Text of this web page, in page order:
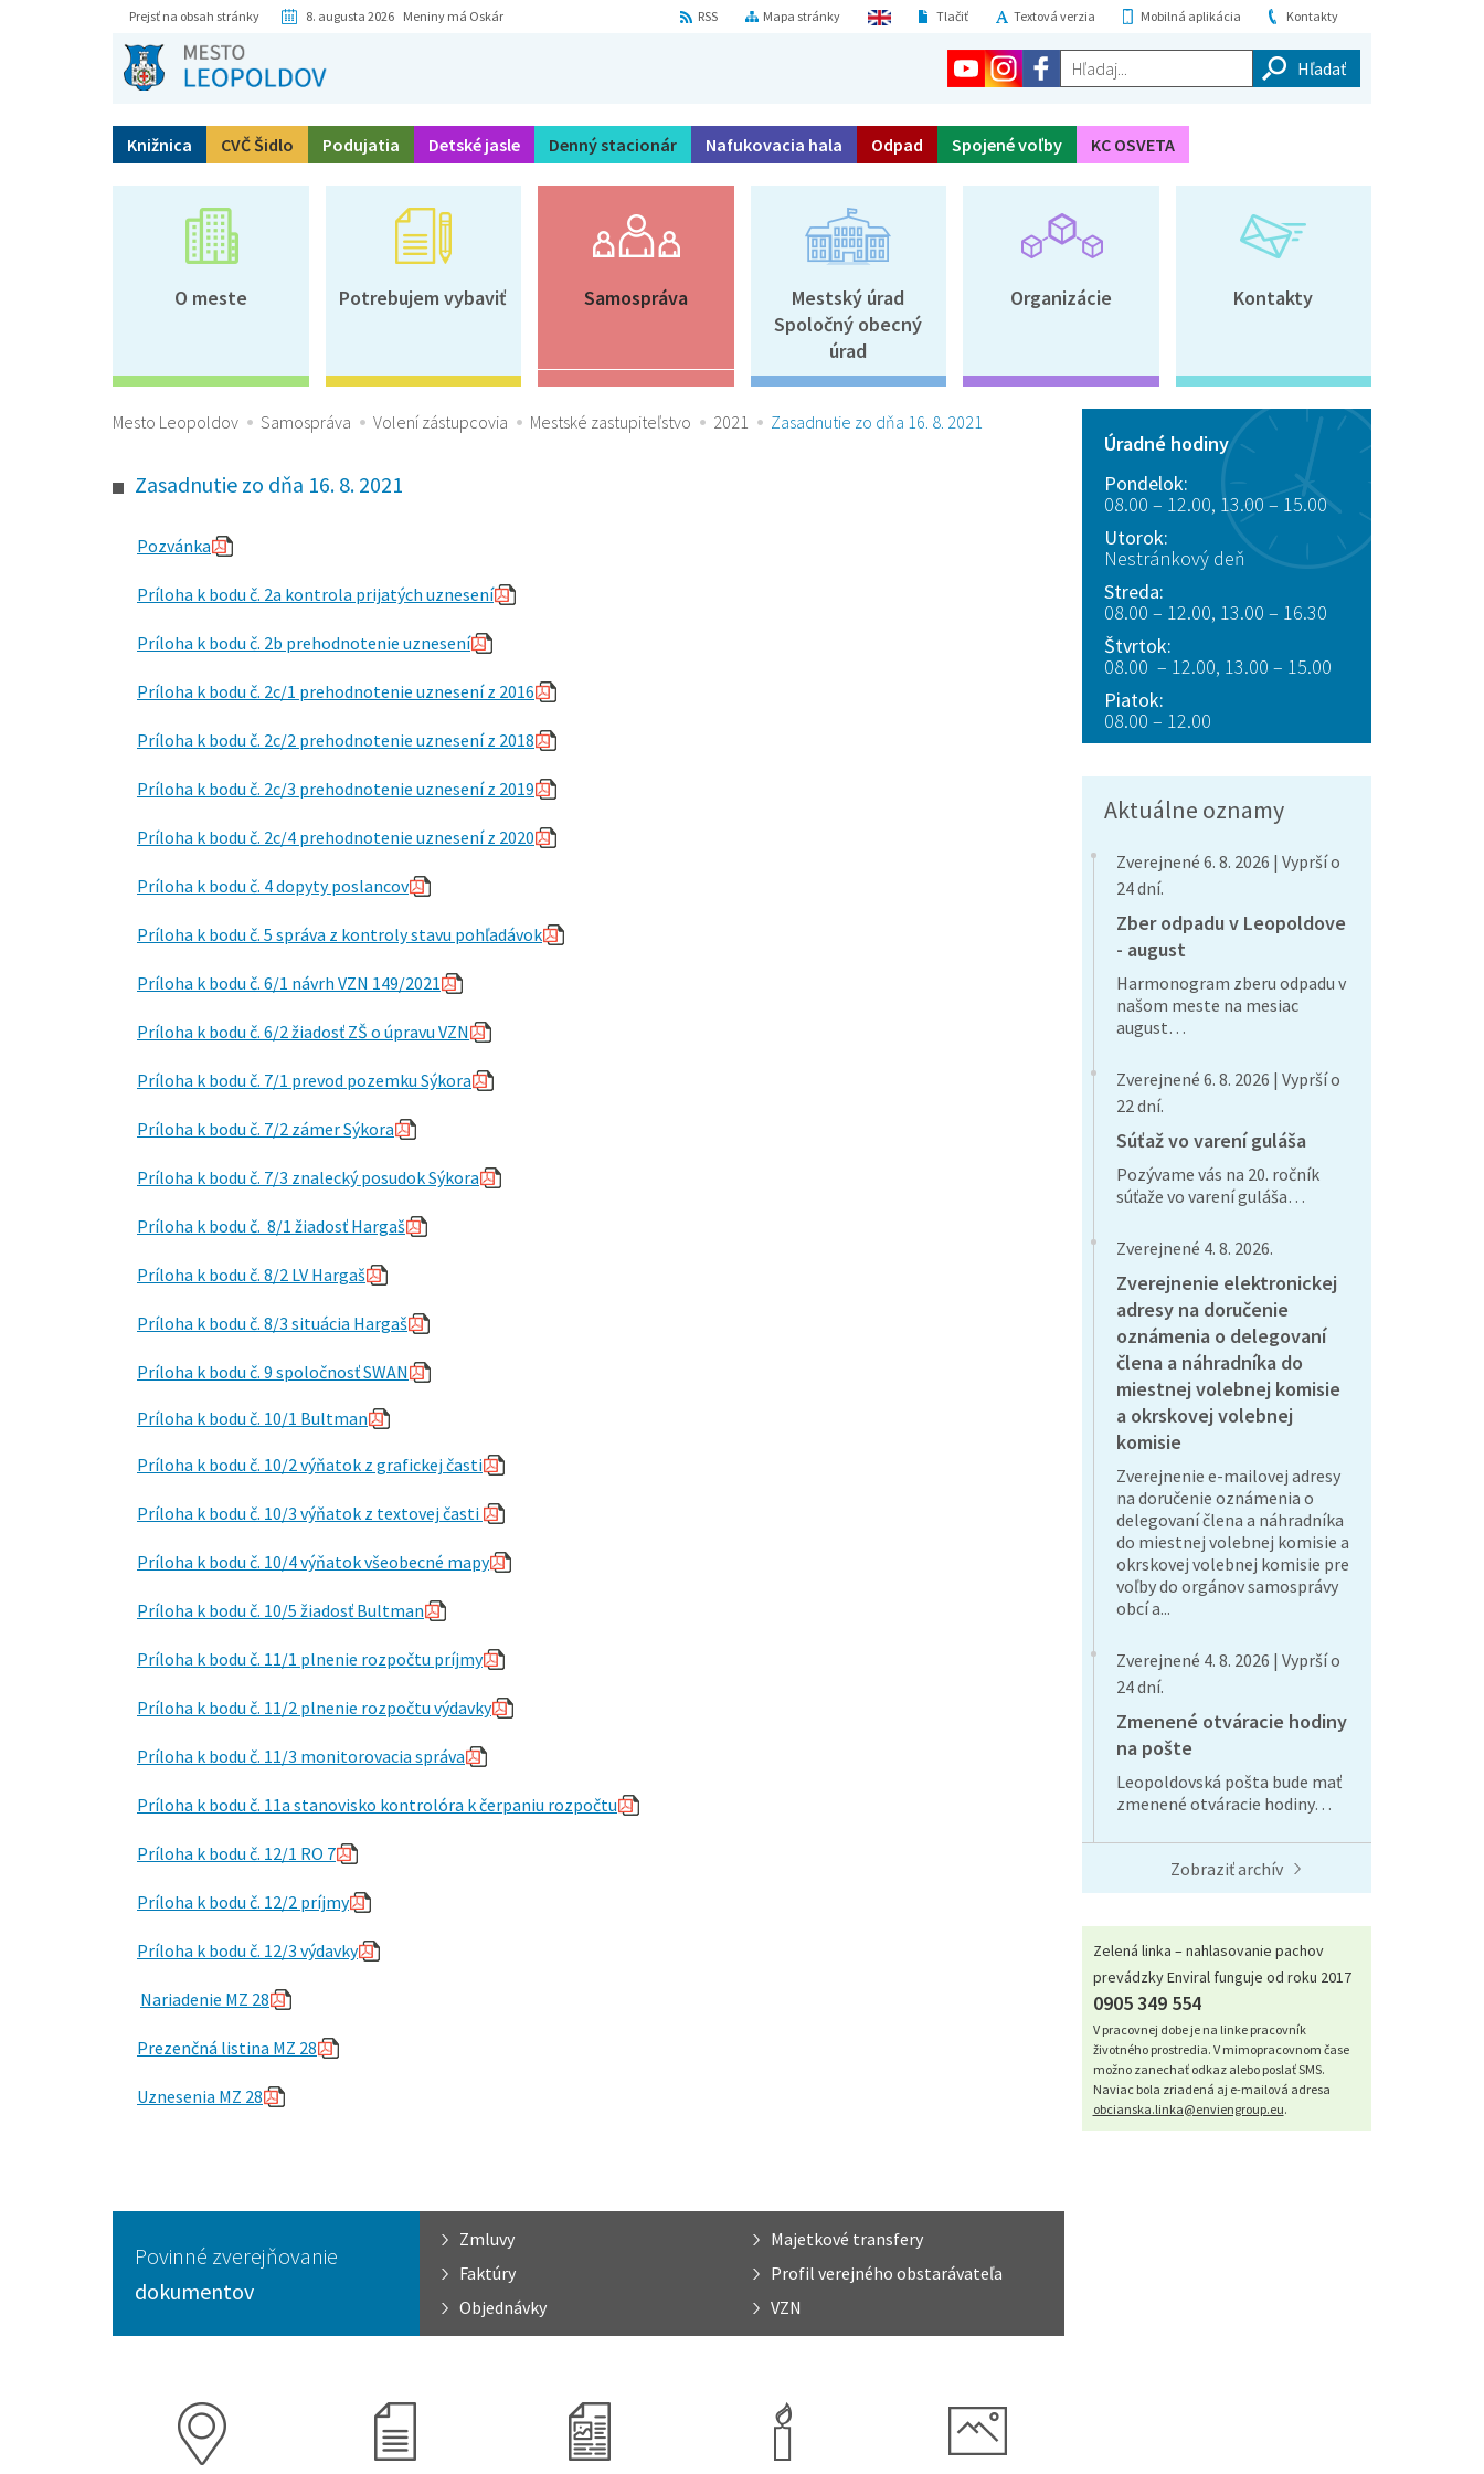
Prejsť na obsah stránky 8. augusta 2026 Meniny má Oskár Kontakty
Mobilná aplikácia
Textová verzia
Tlačiť
Mapa stránky
RSS
Hľadaj...
Knižnica CVČ Šidlo Podujatia Detské jasle Denný stacionár Nafukovacia hala Odpad Spojené voľby KC OSVETA
O meste Potrebujem vybaviť Samospráva
Mestský úrad
Spoločný obecný
úrad
Organizácie Kontakty
Mesto Leopoldov Samospráva Volení zástupcovia Mestské zastupiteľstvo 2021 Zasadnutie zo dňa 16. 8. 2021
Zasadnutie zo dňa 16. 8. 2021
Pozvánka
Príloha k bodu č. 2a kontrola prijatých uznesení
Príloha k bodu č. 2b prehodnotenie uznesení
Príloha k bodu č. 2c/1 prehodnotenie uznesení z 2016
Príloha k bodu č. 2c/2 prehodnotenie uznesení z 2018
Príloha k bodu č. 2c/3 prehodnotenie uznesení z 2019
Príloha k bodu č. 2c/4 prehodnotenie uznesení z 2020
Príloha k bodu č. 4 dopyty poslancov
Príloha k bodu č. 5 správa z kontroly stavu pohľadávok
Príloha k bodu č. 6/1 návrh VZN 149/2021
Príloha k bodu č. 6/2 žiadosť ZŠ o úpravu VZN
Príloha k bodu č. 7/1 prevod pozemku Sýkora
Príloha k bodu č. 7/2 zámer Sýkora
Príloha k bodu č. 7/3 znalecký posudok Sýkora
Príloha k bodu č. 8/1 žiadosť Hargaš
Príloha k bodu č. 8/2 LV Hargaš
Príloha k bodu č. 8/3 situácia Hargaš
Príloha k bodu č. 9 spoločnosť SWAN
Príloha k bodu č. 10/1 Bultman
Príloha k bodu č. 10/2výňatok z grafickej časti
Príloha k bodu č. 10/3 výňatok z textovej časti
Príloha k bodu č. 10/4výňatok všeobecné mapy
Príloha k bodu č. 10/5 žiadosť Bultman
Príloha k bodu č. 11/1 plnenie rozpočtu príjmy
Príloha k bodu č. 11/2 plnenie rozpočtu výdavky
Príloha k bodu č. 11/3 monitorovacia správa
Príloha k bodu č. 11a stanovisko kontrolóra k čerpaniu rozpočtu
Príloha k bodu č. 12/1 RO 7
Príloha k bodu č. 12/2 príjmy
Príloha k bodu č. 12/3 výdavky
Nariadenie MZ 28
Prezenčná listina MZ 28
Uznesenia MZ 28
Povinné zverejňovanie
dokumentov
Zmluvy
Majetkové transfery
Faktúry
Profil verejného obstarávateľa
Objednávky
VZN
Úradné hodiny
Pondelok:
08.00 – 12.00, 13.00 – 15.00
Utorok:
Nestránkový deň
Streda:
08.00 – 12.00, 13.00 – 16.30
Štvrtok:
08.00 – 12.00, 13.00 – 15.00
Piatok:
08.00 – 12.00
Aktuálne oznamy
Zverejnené 6. 8. 2026 | Vyprší o
24 dní.
Zber odpadu v Leopoldove
- august
Harmonogram zberu odpadu v
našom meste na mesiac
august…
Zverejnené 6. 8. 2026 | Vyprší o
22 dní.
Súťaž vo varení guláša
Pozývame vás na 20. ročník
súťaže vo varení guláša…
Zverejnené 4. 8. 2026.
Zverejnenie elektronickej
adresy na doručenie
oznámenia o delegovaní
člena a náhradníka do
miestnej volebnej komisie
a okrskovej volebnej
komisie
Zverejnenie e-mailovej adresy
na doručenie oznámenia o
delegovaní člena a náhradníka
do miestnej volebnej komisie a
okrskovej volebnej komisie pre
voľby do orgánov samosprávy
obcí a...
Zverejnené 4. 8. 2026 | Vyprší o
24 dní.
Zmenené otváracie hodiny
na pošte
Leopoldovská pošta bude mať
zmenené otváracie hodiny…
Zobraziť archív
Zelená linka – nahlasovanie pachov
prevádzky Enviral funguje od roku 2017
0905 349 554
V pracovnej dobe je na linke pracovník
životného prostredia. V mimopracovnom čase
možno zanechať odkaz alebo poslať SMS.
Naviac bola zriadená aj e-mailová adresa
obcianska.linka@enviengroup.eu.